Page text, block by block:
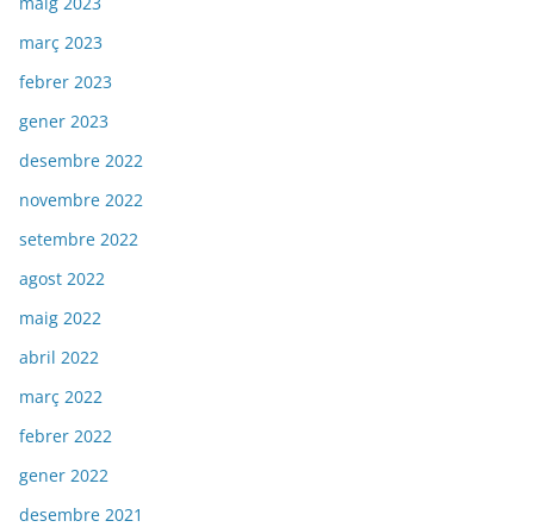
març 2023
febrer 2023
gener 2023
desembre 2022
novembre 2022
setembre 2022
agost 2022
maig 2022
abril 2022
març 2022
febrer 2022
gener 2022
desembre 2021